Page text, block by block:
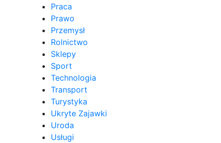
Praca
Prawo
Przemysł
Rolnictwo
Sklepy
Sport
Technologia
Transport
Turystyka
Ukryte Zajawki
Uroda
Usługi